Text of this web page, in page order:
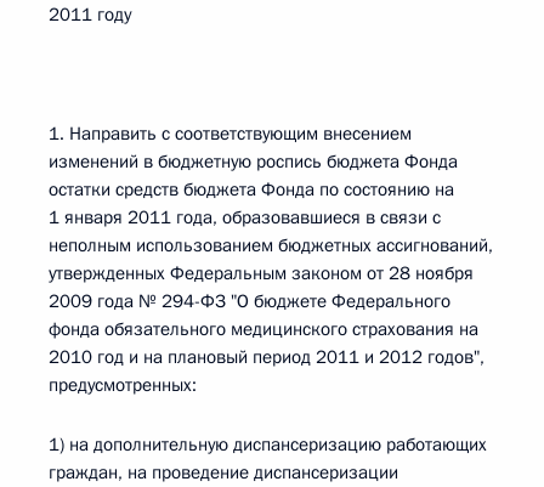
2011 году
1. Направить с соответствующим внесением
изменений в бюджетную роспись бюджета Фонда
остатки средств бюджета Фонда по состоянию на
1 января 2011 года, образовавшиеся в связи с
неполным использованием бюджетных ассигнований,
утвержденных Федеральным законом от 28 ноября
2009 года № 294-ФЗ "О бюджете Федерального
фонда обязательного медицинского страхования на
2010 год и на плановый период 2011 и 2012 годов",
предусмотренных:
1) на дополнительную диспансеризацию работающих
граждан, на проведение диспансеризации